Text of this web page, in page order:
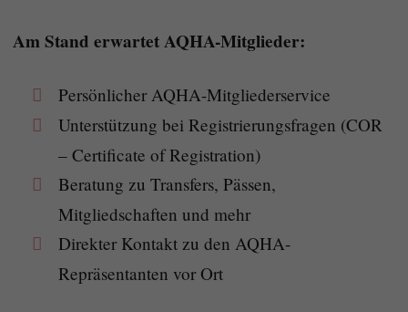
Am Stand erwartet AQHA-Mitglieder:
Persönlicher AQHA-Mitgliederservice
Unterstützung bei Registrierungsfragen (COR
– Certificate of Registration)
Beratung zu Transfers, Pässen,
Mitgliedschaften und mehr
Direkter Kontakt zu den AQHA-
Repräsentanten vor Ort